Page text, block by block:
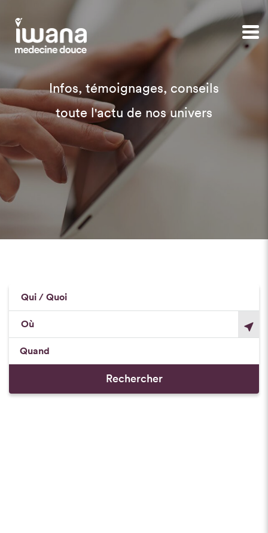
Infos, témoignages, conseils
toute l'actu de nos univers
Qui / Quoi
Où
Quand
Rechercher